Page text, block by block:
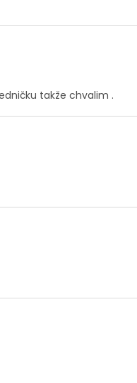
takže chvalim .